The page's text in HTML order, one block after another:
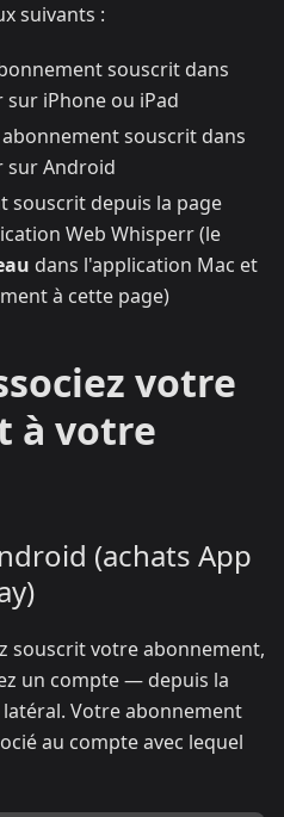
suivants :
souscrit dans
iPhone ou iPad
souscrit dans
sur Android
depuis la page
Web Whisperr (le
dans l'application Mac et
à cette page)
votre
à votre
(achats App
souscrit votre abonnement,
un compte — depuis la
Votre abonnement
au compte avec lequel